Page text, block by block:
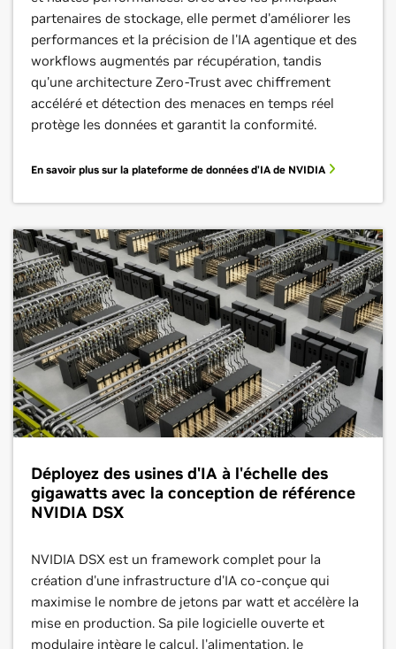
partenaires de stockage, elle permet d'améliorer les
performances et la précision de l'IA agentique et des
workflows augmentés par récupération, tandis
qu'une architecture Zero-Trust avec chiffrement
accéléré et détection des menaces en temps réel
protège les données et garantit la conformité.
En savoir plus sur la plateforme de données d'IA de NVIDIA
Déployez des usines d'IA à l'échelle des
gigawatts avec la conception de référence
NVIDIA DSX
NVIDIA DSX est un framework complet pour la
création d'une infrastructure d'IA co-conçue qui
maximise le nombre de jetons par watt et accélère la
mise en production. Sa pile logicielle ouverte et
modulaire intègre le calcul, l'alimentation, le